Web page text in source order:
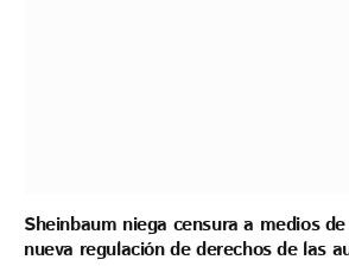
Sheinbaum niega censura a medios
nueva regulación de derechos de las